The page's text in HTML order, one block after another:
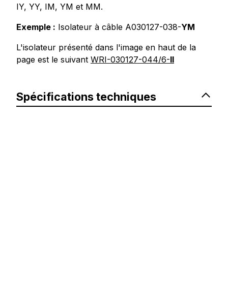
IY, YY, IM, YM et MM.
Exemple : Isolateur à câble A030127-038-YM
L'isolateur présenté dans l'image en haut de la
page est le suivant WRI-030127-044/6-II
Spécifications techniques